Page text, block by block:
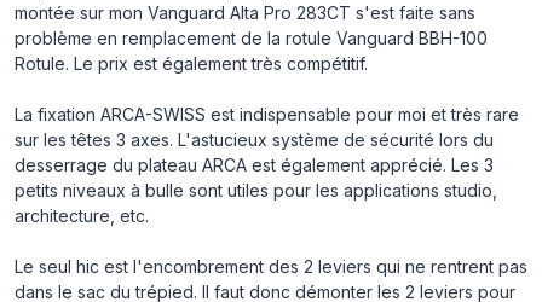
montée sur mon Vanguard Alta Pro 283CT s'est faite sans
problème en remplacement de la rotule Vanguard BBH-100
Rotule. Le prix est également très compétitif.
La fixation ARCA-SWISS est indispensable pour moi et très rare
sur les têtes 3 axes. L'astucieux système de sécurité lors du
desserrage du plateau ARCA est également apprécié. Les 3
petits niveaux à bulle sont utiles pour les applications studio,
architecture, etc.
Le seul hic est l'encombrement des 2 leviers qui ne rentrent pas
dans le sac du trépied. Il faut donc démonter les 2 leviers pour